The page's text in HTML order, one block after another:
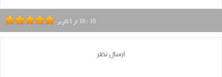
10/10 از1کاربر
ارسال نظر